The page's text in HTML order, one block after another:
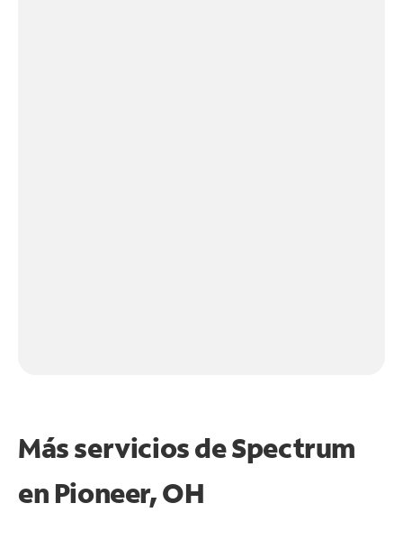
Más servicios de Spectrum
en Pioneer, OH